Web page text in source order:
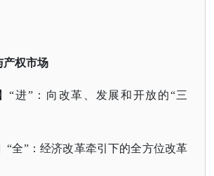
产权市场
“进”：向改革、发展和开放的“三
“全”：经济改革牵引下的全方位改革